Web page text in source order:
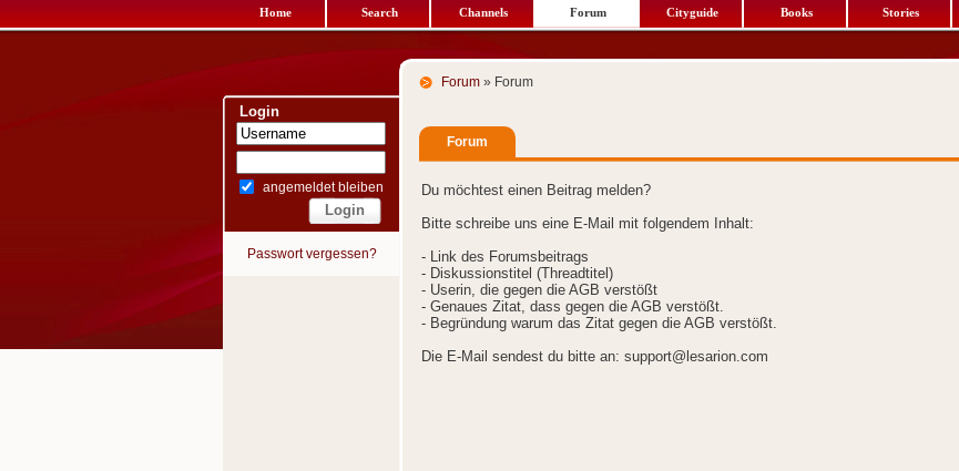
Home Search Channels Forum Cityguide Books Stories
Login
angemeldet bleiben
Passwort vergessen?
Forum » Forum
Forum
Du möchtest einen Beitrag melden?
Bitte schreibe uns eine E-Mail mit folgendem Inhalt:
- Link des Forumsbeitrags
- Diskussionstitel (Threadtitel)
- Userin, die gegen die AGB verstößt
- Genaues Zitat, dass gegen die AGB verstößt.
- Begründung warum das Zitat gegen die AGB verstößt.
Die E-Mail sendest du bitte an: support@lesarion.com